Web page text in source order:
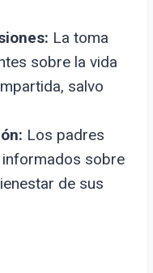
La toma
sobre la vida
salvo
Los padres
sobre
de sus